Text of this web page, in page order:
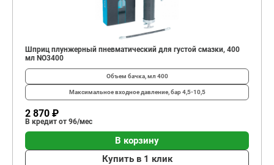
Шприц плунжерный пневматический для густой смазки, 400
мл NO3400
Объем бачка, мл 400
Максимальное входное давление, бар4,5-10,5
2 870 ₽
В кредит от 96/мес
В корзину
Купить в 1 клик